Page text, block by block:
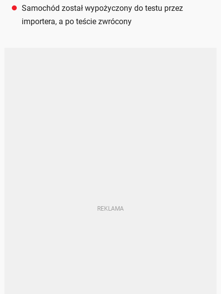
Samochód został wypożyczony do testu przez
importera, a po teście zwrócony